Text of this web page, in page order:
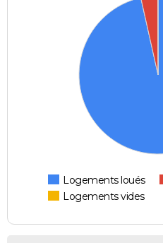
Logements loués
Logements vides